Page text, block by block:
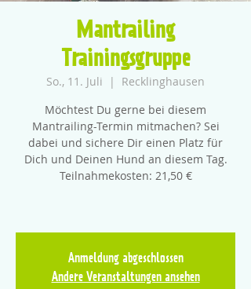
Mantrailing
Trainingsgruppe
So., 11. Juli
  |
Recklinghausen
Möchtest Du gerne bei diesem
Mantrailing-Termin mitmachen? Sei
dabei und sichere Dir einen Platz für
Dich und Deinen Hund an diesem Tag.
Teilnahmekosten: 21,50 €
Anmeldung abgeschlossen
Andere Veranstaltungen ansehen